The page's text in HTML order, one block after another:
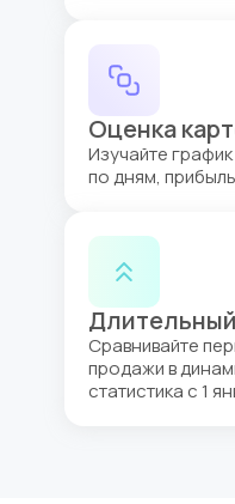
Оценка
Изучайте
по дням,
Сравнивайте
продажи в
статистика с 1
в
160
ниш
270